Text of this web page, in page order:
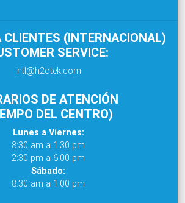
CLIENTES (INTERNACIONAL)
SERVICE:
intl@h2otek.com
DE ATENCIÓN
DEL CENTRO)
Lunes a Viernes:
8:30 am a 1:30 pm
2:30 pm a 6:00 pm
Sábado:
8:30 am a 1:00 pm